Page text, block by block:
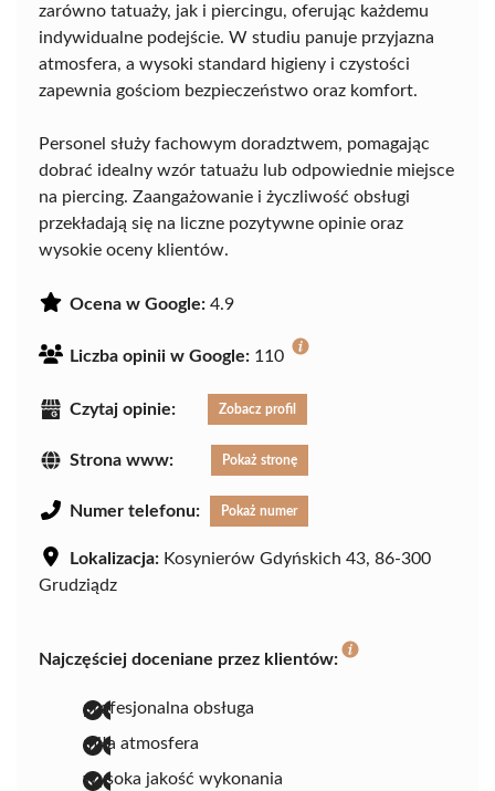
zarówno tatuaży, jak i piercingu, oferując każdemu
indywidualne podejście. W studiu panuje przyjazna
atmosfera, a wysoki standard higieny i czystości
zapewnia gościom bezpieczeństwo oraz komfort.
Personel służy fachowym doradztwem, pomagając
dobrać idealny wzór tatuażu lub odpowiednie miejsce
na piercing. Zaangażowanie i życzliwość obsługi
przekładają się na liczne pozytywne opinie oraz
wysokie oceny klientów.
Ocena w Google: 4.9
Liczba opinii w Google: 110
Czytaj opinie: Zobacz profil
Strona www: Pokaż stronę
Numer telefonu: Pokaż numer
Lokalizacja: Kosynierów Gdyńskich 43, 86-300
Grudziądz
Najczęściej doceniane przez klientów:
profesjonalna obsługa
miła atmosfera
wysoka jakość wykonania